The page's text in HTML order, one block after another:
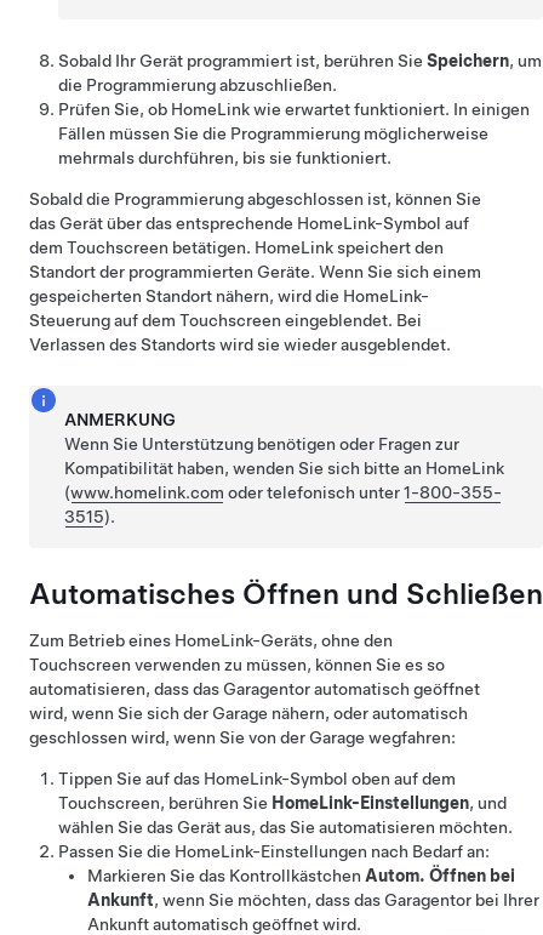
Sobald Ihr Gerät programmiert ist, berühren Sie Speichern, um
die Programmierung abzuschließen.
Prüfen Sie, ob HomeLink wie erwartet funktioniert. In einigen
Fällen müssen Sie die Programmierung möglicherweise
mehrmals durchführen, bis sie funktioniert.
Sobald die Programmierung abgeschlossen ist, können Sie
das Gerät über das entsprechende HomeLink-Symbol auf
dem Touchscreen betätigen. HomeLink speichert den
Standort der programmierten Geräte. Wenn Sie sich einem
gespeicherten Standort nähern, wird die HomeLink-
Steuerung auf dem Touchscreen eingeblendet. Bei
Verlassen des Standorts wird sie wieder ausgeblendet.
ANMERKUNG
Wenn Sie Unterstützung benötigen oder Fragen zur
Kompatibilität haben, wenden Sie sich bitte an HomeLink
(www.homelink.com oder telefonisch unter1-800-355-
3515).
Automatisches Öffnen und Schließen
Zum Betrieb eines HomeLink-Geräts, ohne den
Touchscreen verwenden zu müssen, können Sie es so
automatisieren, dass das Garagentor automatisch geöffnet
wird, wenn Sie sich der Garage nähern, oder automatisch
geschlossen wird, wenn Sie von der Garage wegfahren:
Tippen Sie auf das HomeLink-Symbol oben auf dem
Touchscreen, berühren Sie HomeLink-Einstellungen, und
wählen Sie das Gerät aus, das Sie automatisieren möchten.
Passen Sie die HomeLink-Einstellungen nach Bedarf an:
Markieren Sie das Kontrollkästchen Autom. Öffnen bei
Ankunft, wenn Sie möchten, dass das Garagentor bei Ihrer
Ankunft automatisch geöffnet wird.